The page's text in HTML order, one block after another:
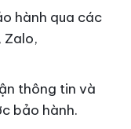
hành qua các
Zalo,
thông tin và
bảo hành.